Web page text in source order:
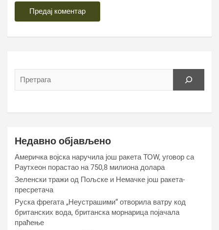
Недавно објављено
Америчка војска наручила још ракета ТОW, уговор са
Раyтхеон порастао на 750,8 милиона долара
Зеленски тражи од Пољске и Немачке још ракета-
пресретача
Руска фрегата „Неустрашими“ отворила ватру код
британских вода, британска морнарица појачала
праћење